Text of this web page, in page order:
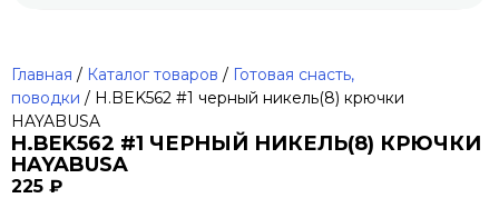
Главная / Каталог товаров / Готовая снасть,
поводки / H.BEK562 #1 черный никель(8) крючки
HAYABUSA
H.BEK562 #1 ЧЕРНЫЙ НИКЕЛЬ(8) КРЮЧКИ
HAYABUSA
225 ₽